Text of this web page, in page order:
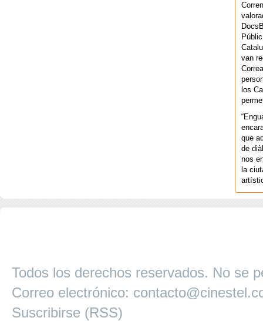
van
los
que
de
nos
la
Todos los derechos reservados. No se
Correo electrónico:
Suscribirse (RSS)